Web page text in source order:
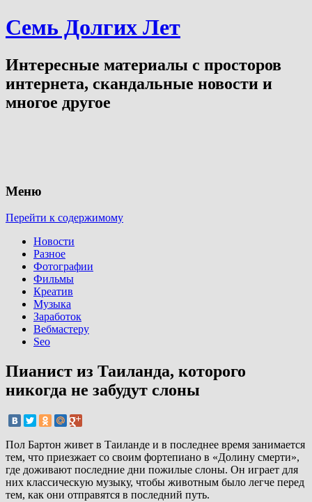
Семь Долгих Лет
Интересные материалы с просторов
интернета, скандальные новости и
многое другое
Меню
Перейти к содержимому
Новости
Разное
Фотографии
Фильмы
Креатив
Музыка
Заработок
Вебмастеру
Seo
Пианист из Таиланда, которого
никогда не забудут слоны
Пол Бартон живет в Таиланде и в последнее время занимается
тем, что приезжает со своим фортепиано в «Долину смерти»,
где доживают последние дни пожилые слоны. Он играет для
них классическую музыку, чтобы животным было легче перед
тем, как они отправятся в последний путь.